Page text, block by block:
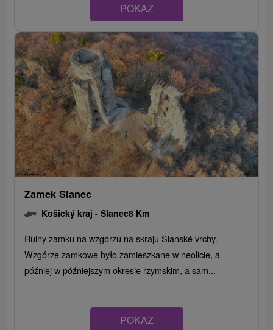
POKAZ
Zamek Slanec
Košický kraj -Slanec8 Km
Ruiny zamku na wzgórzu na skraju Slanské vrchy.
Wzgórze zamkowe było zamieszkane w neolicie, a
później w późniejszym okresie rzymskim, a sam...
POKAZ